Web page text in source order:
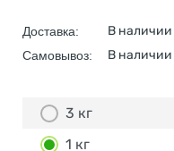
Доставка: В наличии
Самовывоз: В наличии
3 кг
1 кг